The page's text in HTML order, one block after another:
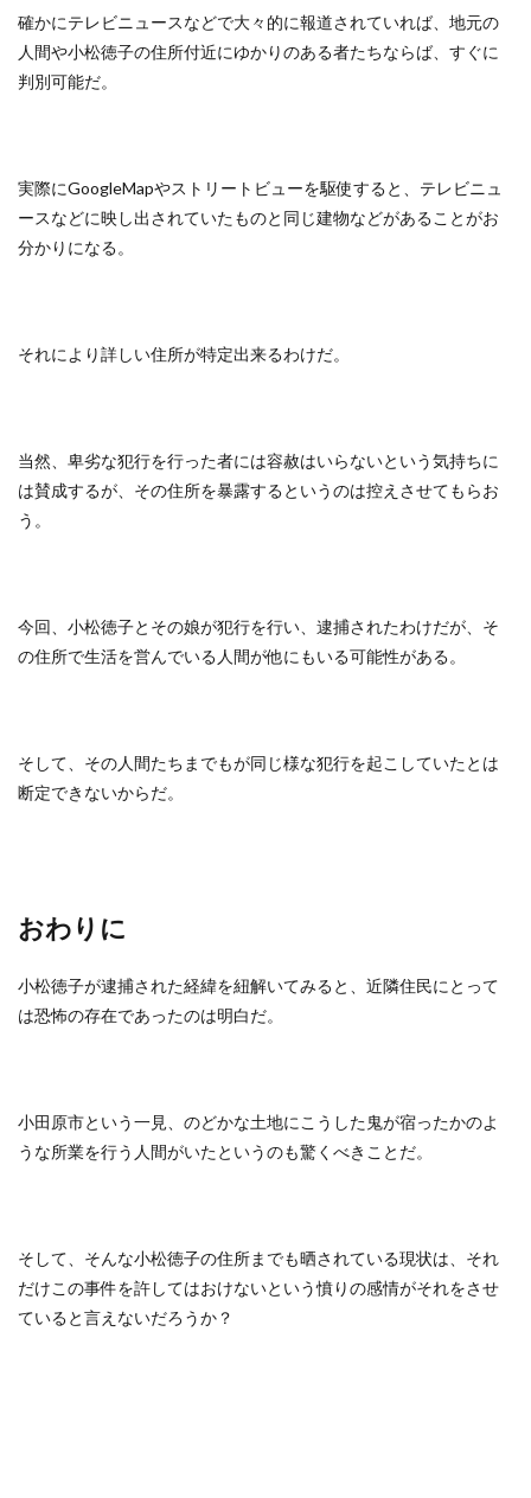
確かにテレビニュースなどで大々的に報道されていれば、地元の
人間や小松徳子の住所付近にゆかりのある者たちならば、すぐに
判別可能だ。
実際にGoogleMapやストリートビューを駆使すると、テレビニュ
ースなどに映し出されていたものと同じ建物などがあることがお
分かりになる。
それにより詳しい住所が特定出来るわけだ。
当然、卑劣な犯行を行った者には容赦はいらないという気持ちに
は賛成するが、その住所を暴露するというのは控えさせてもらお
う。
今回、小松徳子とその娘が犯行を行い、逮捕されたわけだが、そ
の住所で生活を営んでいる人間が他にもいる可能性がある。
そして、その人間たちまでもが同じ様な犯行を起こしていたとは
断定できないからだ。
おわりに
小松徳子が逮捕された経緯を紐解いてみると、近隣住民にとって
は恐怖の存在であったのは明白だ。
小田原市という一見、のどかな土地にこうした鬼が宿ったかのよ
うな所業を行う人間がいたというのも驚くべきことだ。
そして、そんな小松徳子の住所までも晒されている現状は、それ
だけこの事件を許してはおけないという憤りの感情がそれをさせ
ていると言えないだろうか？